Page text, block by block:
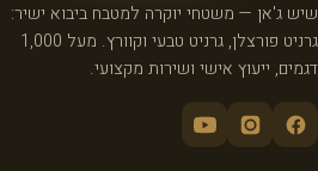
שיש ג'אן — משטחי יוקרה למטבח ביבוא ישיר:
גרניט פורצלן, גרניט טבעי וקוורץ. מעל 1,000
דגמים, ייעוץ אישי ושירות מקצועי.